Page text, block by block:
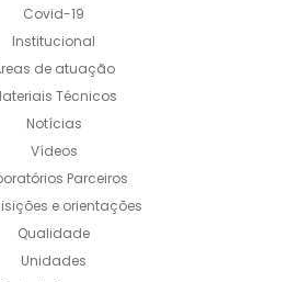
Covid-19
Institucional
de atuação
Técnicos
Notícias
Vídeos
Parceiros
e orientações
Qualidade
Unidades